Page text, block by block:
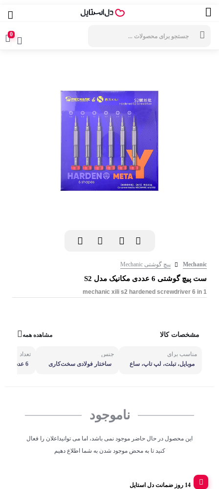
0
Mechanic پیچ گوشتی Mechanic
ست پیچ گوشتی 6 عددی مکانیک مدل S2
mechanic xili s2 hardened screwdriver 6 in 1
مشخصات کالا مشاهده همه
مناسب برای
موبایل، تبلت، لپ تاپ، ساع
جنس
ساختار فولادی سخت‌کاری
تعداد
6 عدد
ناموجود
این محصول در حال حاضر موجود نمی باشد، اما می توانیداعلان را فعال
کنید تا به محض موجود شدن به شما اطلاع دهیم
14 روز ضمانت دل استایل